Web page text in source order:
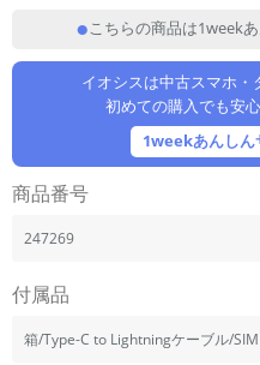
こちらの商品は1week
イオシスは中古スマホ
初めての購入でも安
1weekあんしん
商品番号
247269
付属品
箱/Type-C to Lightningケーブル/
機能・特徴
商品の搭載機能による絞り込み
「5G対応」「防水」「ワンセグ」など
ランク
「新品」「未使用」「中古」など
CPU
CPUの絞り込み
OS